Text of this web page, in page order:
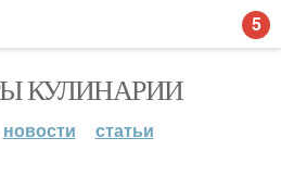
КУЛИНАРИИ
новости статьи
5